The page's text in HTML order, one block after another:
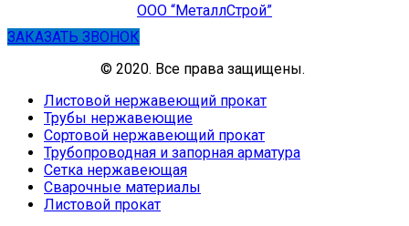
ООО “МеталлСтрой”
ЗАКАЗАТЬ ЗВОНОК
© 2020. Все права защищены.
Листовой нержавеющий прокат
Трубы нержавеющие
Сортовой нержавеющий прокат
Трубопроводная и запорная арматура
Сетка нержавеющая
Сварочные материалы
Листовой прокат